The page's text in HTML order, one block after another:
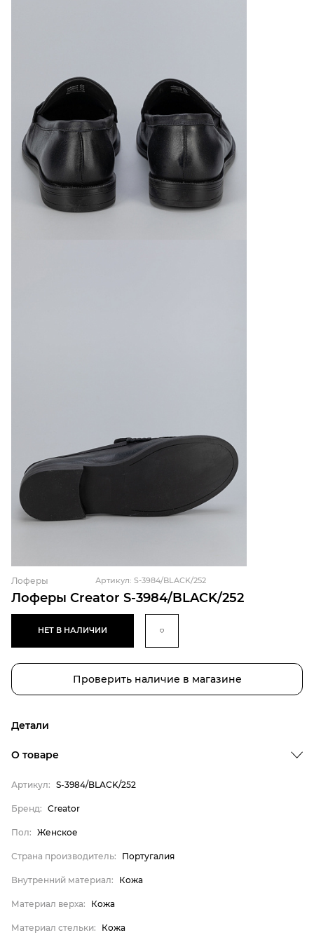
Лоферы Creator S-3984/BLACK/252
Лоферы Артикул: S-3984/BLACK/252
НЕТ В НАЛИЧИИ
Проверить наличие в магазине
Детали
Страна производитель
Внутренний материал
Материал верха
Материал стельки
Португалия
Кожа
О товаре
Артикул: S-3984/BLACK/252
Бренд: Creator
Пол: Женское
Страна производитель: Португалия
Внутренний материал: Кожа
Материал верха: Кожа
Материал стельки: Кожа